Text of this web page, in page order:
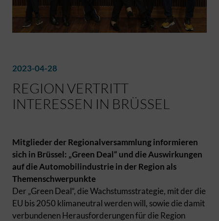
2023-04-28
REGION VERTRITT
INTERESSEN IN BRÜSSEL
Mitglieder der Regionalversammlung informieren
sich in Brüssel: „Green Deal“ und die Auswirkungen
auf die Automobilindustrie in der Region als
Themenschwerpunkte
Der „Green Deal“, die Wachstumsstrategie, mit der die
EU bis 2050 klimaneutral werden will, sowie die damit
verbundenen Herausforderungen für die Region